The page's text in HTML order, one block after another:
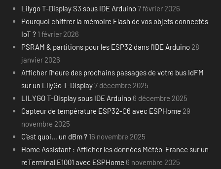
Lilygo T-Display S3 sous IDE Arduino7 février 2026
Pourquoi chiffrer la mémoire Flash de vos objets connectés
IoT ? 1 février 2026
PSRAM & partitions pour les ESP32 dans l’IDE Arduino 28
janvier 2026
Afficher l’heure des prochains passages de votre bus IdFM
sur un LilyGo T-Display7 décembre 2025
LILYGO T-Display sous IDE Arduino 6 décembre 2025
Capteur de température ESP32-C6 avec ESPHome 29
novembre 2025
C’est quoi… un dBm ? 16 novembre 2025
Home Assistant : Afficher les données Météo-France sur un
reTerminal E1001 avec ESPHome 6 novembre 2025